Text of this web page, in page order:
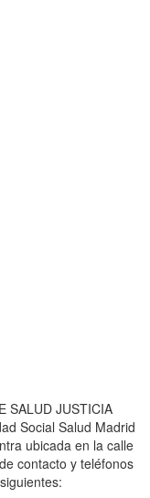
SALUD JUSTICIA
Social Salud Madrid
ubicada en la calle
contacto y teléfonos